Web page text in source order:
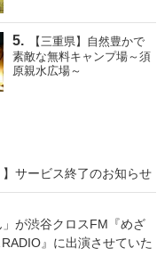
【三重県】自然豊かで
素敵な無料キャンプ場～須
原親水広場～
】サービス終了のお知らせ
が渋谷クロスFM『めざ
』に出演させていた